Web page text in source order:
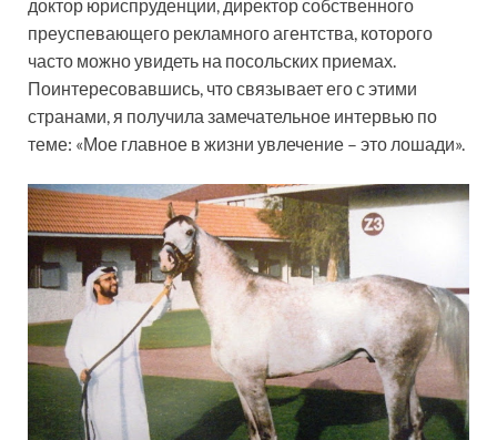
доктор юриспруденции, директор собственного
преуспевающего рекламного агентства, которого
часто можно увидеть на посольских приемах.
Поинтересовавшись, что связывает его с этими
странами, я получила замечательное интервью по
теме: «Мое главное в жизни увлечение – это лошади».